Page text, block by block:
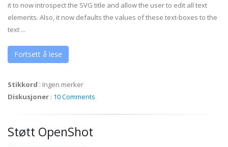
it to now introspect the SVG title and allow the user to edit all text
elements. Also, it now defaults the values of these text-boxes to the
text ...
Fortsett å lese
Stikkord : Ingen merker
Diskusjoner : 10 Comments
Støtt OpenShot